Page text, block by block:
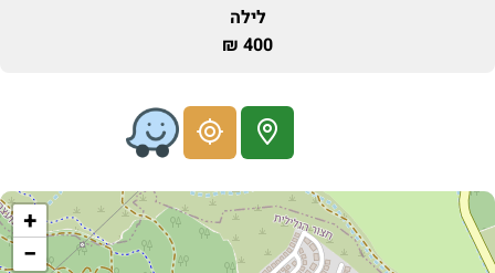
לילה
400 ₪
+
−